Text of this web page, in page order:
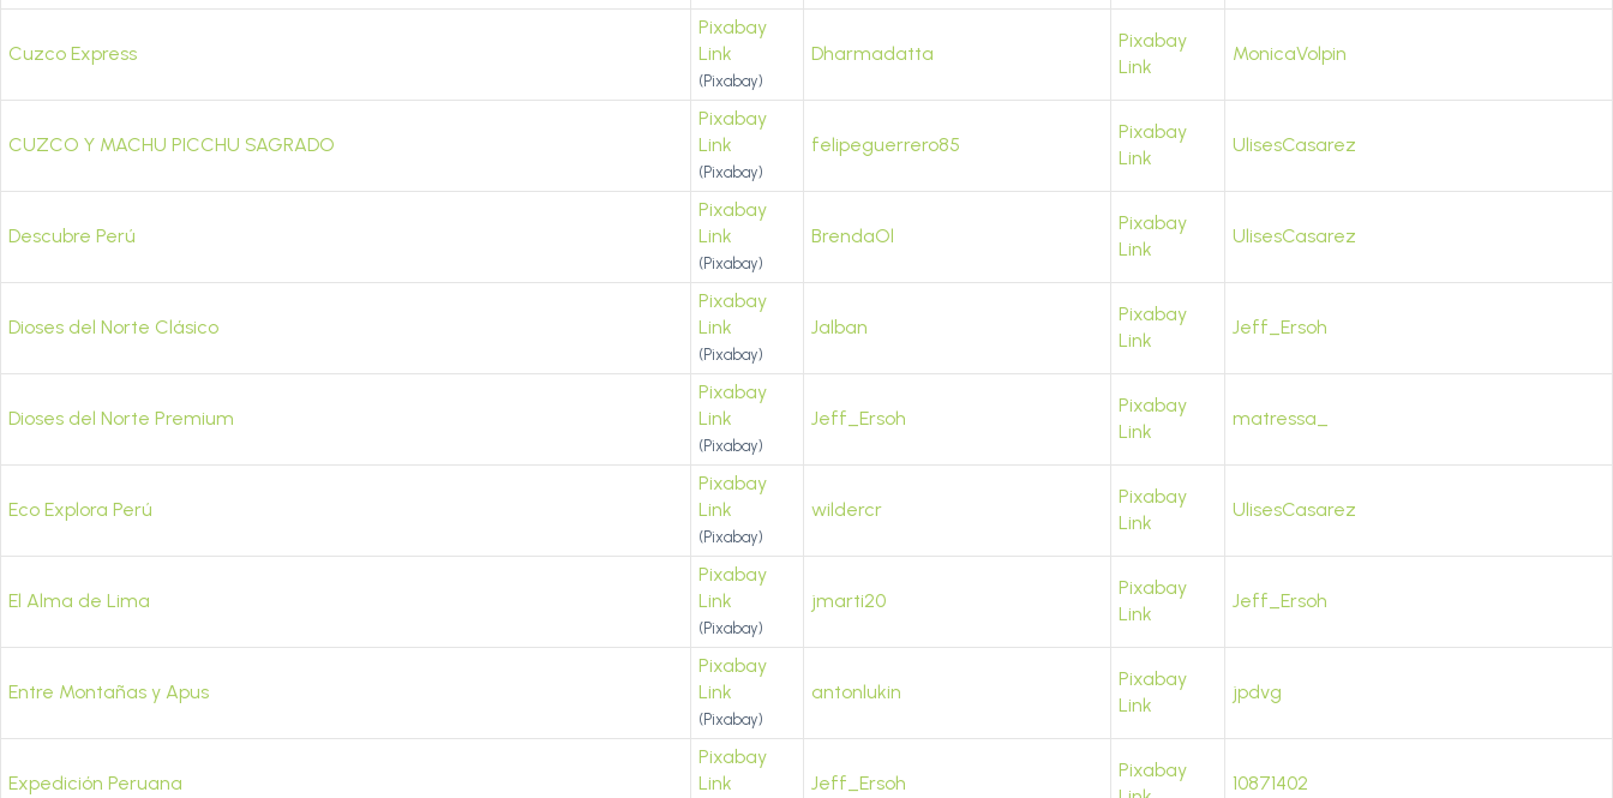
Cuzco Express
Pixabay
Link
(Pixabay)
Dharmadatta
Pixabay
Link
MonicaVolpin
CUZCO Y MACHU PICCHU SAGRADO
Pixabay
Link
(Pixabay)
felipeguerrero85
Pixabay
Link
UlisesCasarez
Descubre Perú
Pixabay
Link
(Pixabay)
BrendaOl
Pixabay
Link
UlisesCasarez
Dioses del Norte Clásico
Pixabay
Link
(Pixabay)
Jalban
Pixabay
Link
Jeff_Ersoh
Dioses del Norte Premium
Pixabay
Link
(Pixabay)
Jeff_Ersoh
Pixabay
Link
matressa_
Eco Explora Perú
Pixabay
Link
(Pixabay)
wildercr
Pixabay
Link
UlisesCasarez
El Alma de Lima
Pixabay
Link
(Pixabay)
jmarti20
Pixabay
Link
Jeff_Ersoh
Entre Montañas y Apus
Pixabay
Link
(Pixabay)
antonlukin
Pixabay
Link
jpdvg
Expedición Peruana
Pixabay
Link
Jeff_Ersoh
Pixabay
10871402